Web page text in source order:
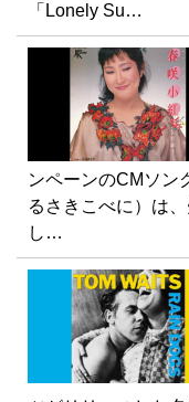
「Lonely Su…
ンペーンのCMソン
るさきこべに）は
し…